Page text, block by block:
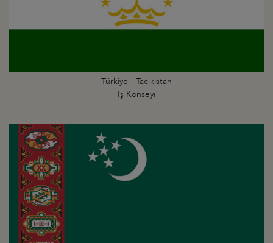
Türkiye - Tacikistan
İş Konseyi